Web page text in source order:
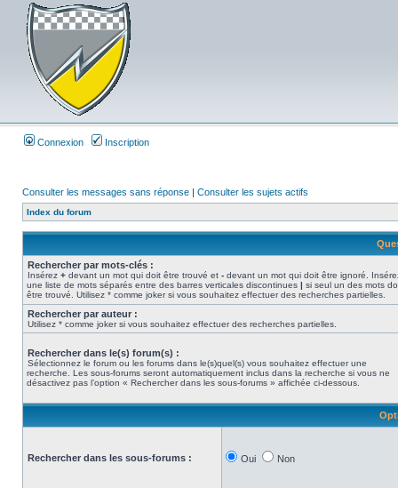
Connexion Inscription
Consulter les messages sans réponse | Consulter les sujets actifs
Index du forum
Rechercher par mots-clés :
Insérez + devant un mot qui doit être trouvé et - devant un mot qui doit être ignoré.
une liste de mots séparés entre des barres verticales discontinues | si seul un des mots
être trouvé. Utilisez * comme joker si vous souhaitez effectuer des recherches partielles.
Rechercher par auteur :
Utilisez * comme joker si vous souhaitez effectuer des recherches partielles.
Rechercher dans le(s) forum(s) :
Sélectionnez le forum ou les forums dans le(s)quel(s) vous souhaitez effectuer une
recherche. Les sous-forums seront automatiquement inclus dans la recherche si vous ne
désactivez pas l’option « Rechercher dans les sous-forums » affichée ci-dessous.
Rechercher dans les sous-forums : Oui Non